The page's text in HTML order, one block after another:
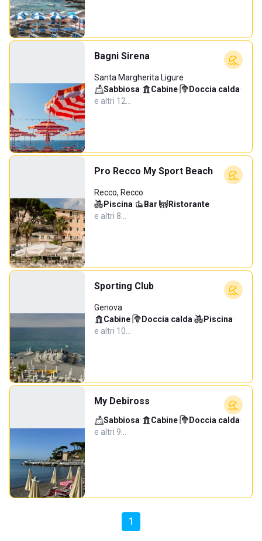
Bagni Sirena
Santa Margherita Ligure
Sabbiosa· Cabine· Doccia calda·
e altri 12…
Pro Recco My Sport Beach
Recco, Recco
Piscina· Bar· Ristorante·
e altri 8…
Sporting Club
Genova
Cabine· Doccia calda· Piscina·
e altri 10…
My Debiross
Sabbiosa· Cabine· Doccia calda·
e altri 9…
1